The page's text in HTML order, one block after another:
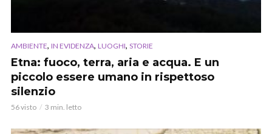
AMBIENTE, IN EVIDENZA, LUOGHI, STORIE
Etna: fuoco, terra, aria e acqua. E un
piccolo essere umano in rispettoso
silenzio
56 visto 3 min. letto